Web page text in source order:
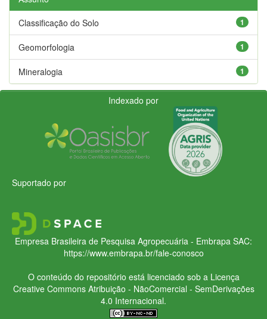
1
Classificação do Solo
1
Geomorfologia
1
Mineralogia
Indexado por
Suportado por
Empresa Brasileira de Pesquisa Agropecuária - Embrapa SAC:
https://www.embrapa.br/fale-conosco
O conteúdo do repositório está licenciado sob a Licença
Creative CommonsAtribuição - NãoComercial - SemDerivações
4.0 Internacional.